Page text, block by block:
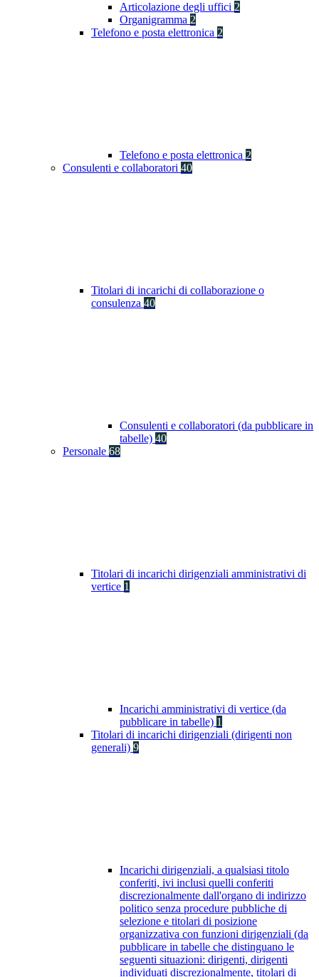
Articolazione degli uffici 2
Organigramma 2
Telefono e posta elettronica 2
Telefono e posta elettronica 2
Consulenti e collaboratori 40
Titolari di incarichi di collaborazione o
consulenza 40
Consulenti e collaboratori (da pubblicare in
tabelle) 40
Personale 68
Titolari di incarichi dirigenziali amministrativi di
vertice 1
Incarichi amministrativi di vertice (da
pubblicare in tabelle) 1
Titolari di incarichi dirigenziali (dirigenti non
generali) 9
Incarichi dirigenziali, a qualsiasi titolo
conferiti, ivi inclusi quelli conferiti
discrezionalmente dall'organo di indirizzo
politico senza procedure pubbliche di
selezione e titolari di posizione
organizzativa con funzioni dirigenziali (da
pubblicare in tabelle che distinguano le
seguenti situazioni: dirigenti, dirigenti
individuati discrezionalmente, titolari di